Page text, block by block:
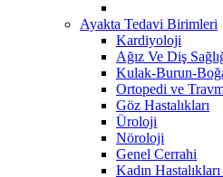
Ayakta Tedavi Birimleri
Kardiyoloji
Ağız Ve Diş
Kulak-Burun-
Ortopedi ve
Göz Hastalıkları
Üroloji
Nöroloji
Genel Cerrahi
Kadın